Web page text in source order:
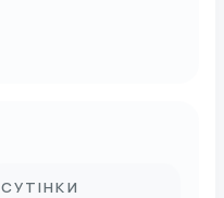
СУТІНКИ